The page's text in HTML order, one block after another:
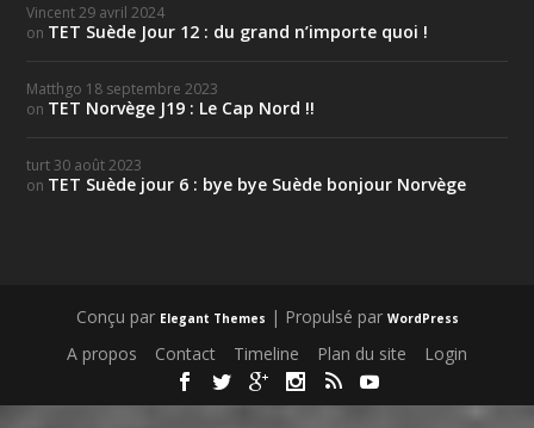
Vincent 29 avril 2024
on TET Suède Jour 12 : du grand n’importe quoi !
Matthgo 18 septembre 2023
on TET Norvège J19 : Le Cap Nord !!
turt 30 août 2023
on TET Suède jour 6 : bye bye Suède bonjour Norvège
Conçu par Elegant Themes | Propulsé par WordPress
A propos Contact Timeline Plan du site Login